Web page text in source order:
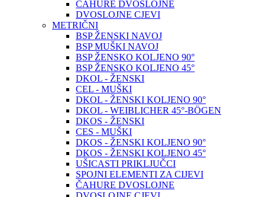
ČAHURE DVOSLOJNE
DVOSLOJNE CJEVI
METRIČNI
BSP ŽENSKI NAVOJ
BSP MUŠKI NAVOJ
BSP ŽENSKO KOLJENO 90°
BSP ŽENSKO KOLJENO 45°
DKOL - ŽENSKI
CEL - MUŠKI
DKOL - ŽENSKI KOLJENO 90°
DKOL - WEIBLICHER 45°-BÖGEN
DKOS - ŽENSKI
CES - MUŠKI
DKOS - ŽENSKI KOLJENO 90°
DKOS - ŽENSKI KOLJENO 45°
UŠICASTI PRIKLJUČCI
SPOJNI ELEMENTI ZA CIJEVI
ČAHURE DVOSLOJNE